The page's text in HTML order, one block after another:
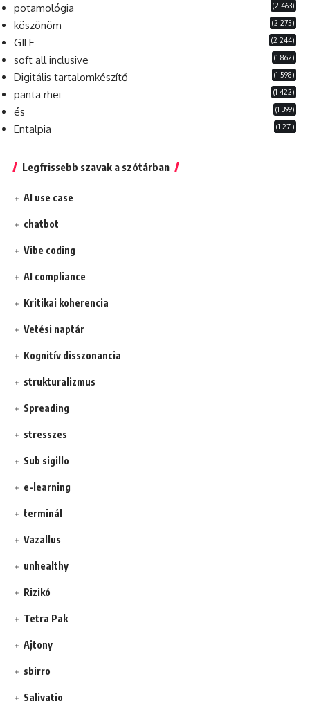
potamológia (2 463)
köszönöm (2 275)
GILF (2 244)
soft all inclusive (1 862)
Digitális tartalomkészítő (1 598)
panta rhei (1 422)
és (1 399)
Entalpia (1 271)
Legfrissebb szavak a szótárban
AI use case
chatbot
Vibe coding
AI compliance
Kritikai koherencia
Vetési naptár
Kognitív disszonancia
strukturalizmus
Spreading
stresszes
Sub sigillo
e-learning
terminál
Vazallus
unhealthy
Rizikó
Tetra Pak
Ajtony
sbirro
Salivatio